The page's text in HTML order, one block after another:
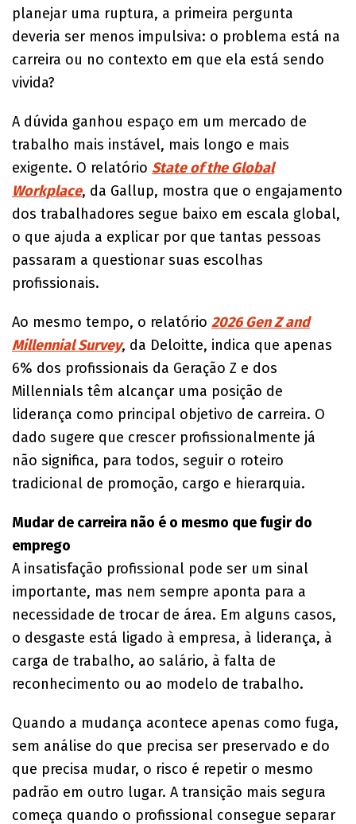
planejar uma ruptura, a primeira pergunta
deveria ser menos impulsiva: o problema está na
carreira ou no contexto em que ela está sendo
vivida?
A dúvida ganhou espaço em um mercado de
trabalho mais instável, mais longo e mais
exigente. O relatório State of the Global
Workplace, da Gallup, mostra que o engajamento
dos trabalhadores segue baixo em escala global,
o que ajuda a explicar por que tantas pessoas
passaram a questionar suas escolhas
profissionais.
Ao mesmo tempo, o relatório 2026 Gen Z and
Millennial Survey, da Deloitte, indica que apenas
6% dos profissionais da Geração Z e dos
Millennials têm alcançar uma posição de
liderança como principal objetivo de carreira. O
dado sugere que crescer profissionalmente já
não significa, para todos, seguir o roteiro
tradicional de promoção, cargo e hierarquia.
Mudar de carreira não é o mesmo que fugir do
emprego
A insatisfação profissional pode ser um sinal
importante, mas nem sempre aponta para a
necessidade de trocar de área. Em alguns casos,
o desgaste está ligado à empresa, à liderança, à
carga de trabalho, ao salário, à falta de
reconhecimento ou ao modelo de trabalho.
Quando a mudança acontece apenas como fuga,
sem análise do que precisa ser preservado e do
que precisa mudar, o risco é repetir o mesmo
padrão em outro lugar. A transição mais segura
começa quando o profissional consegue separar